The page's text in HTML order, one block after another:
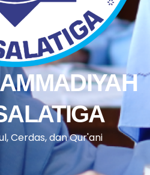
Cerdas, dan Qur'ani